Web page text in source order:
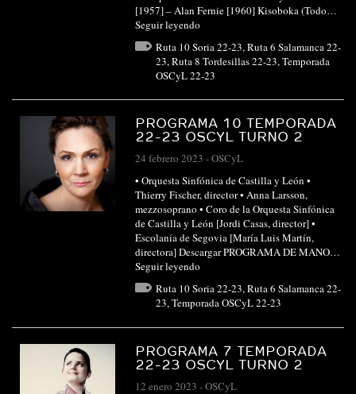
[1957] – Alan Fernie [1960] Kisoboka (Todo…
Seguir leyendo
Ruta 10 Soria 22-23, Ruta 6 Salamanca 22-
23, Ruta 8 Tordesillas 22-23, Temporada
OSCyL 22-23
PROGRAMA 10 TEMPORADA
22-23 OSCYL TURNO 2
24 febrero 2023 -OSCyL
• Orquesta Sinfónica de Castilla y León •
Thierry Fischer, director • Anna Larsson,
mezzosoprano • Coro de la Orquesta Sinfónica
de Castilla y León [Jordi Casas, director] •
Escolanía de Segovia [María Luis Martín,
directora] Descargar PROGRAMA DE MANO…
Seguir leyendo
Ruta 10 Soria 22-23,Ruta 6 Salamanca 22-
23,Temporada OSCyL 22-23
PROGRAMA 7 TEMPORADA
22-23 OSCYL TURNO 2
12 enero 2023 -OSCyL